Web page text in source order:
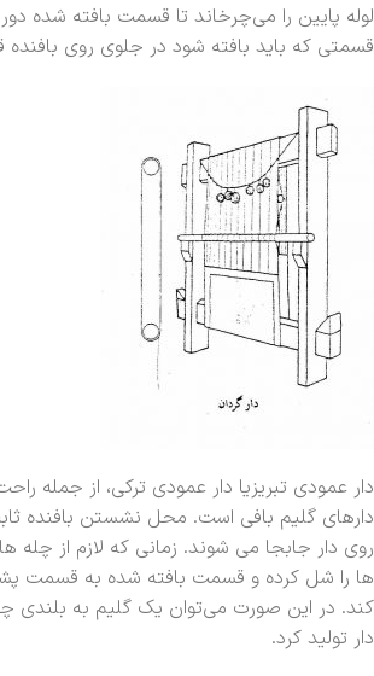
لوله پایین را می‌چرخاند تا قسمت بافته شده
قسمتی که باید بافته شود در جلوی روی بافنده
دار عمودی تبریزیا دار عمودی ترکی، از جمله
دارهای گلیم بافی است. محل نشستن بافنده
روی دار جابجا می شوند. زمانی که لازم از چله
ها را شل کرده و قسمت بافته شده به قسمت
کند. در این صورت می‌توان یک گلیم به بلندی
دار تولید کرد.